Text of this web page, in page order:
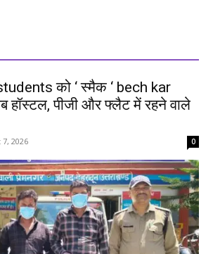
को ‘ स्मैक ‘ bech kar
हॉस्टल, पीजी और फ्लैट में रहने वाले
2026 0